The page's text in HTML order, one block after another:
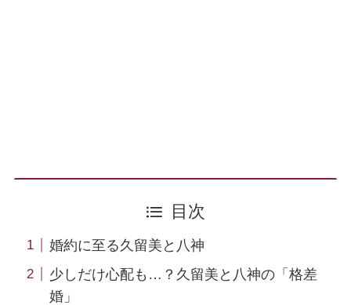
目次
婚約に至る久留美と八神
少しだけ心配も…？久留美と八神の「格差
婚」